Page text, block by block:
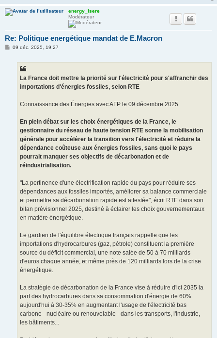
energy_isere
Modérateur
Re: Politique energétique mandat de E.Macron
M09 déc. 2025, 19:27
La France doit mettre la priorité sur l'électricité pour s'affranchir des
importations d'énergies fossiles, selon RTE
Connaissance des Énergies avec AFP le 09 décembre 2025
En plein débat sur les choix énergétiques de la France, le
gestionnaire du réseau de haute tension RTE sonne la mobilisation
générale pour accélérer la transition vers l'électricité et réduire la
dépendance coûteuse aux énergies fossiles, sans quoi le pays
pourrait manquer ses objectifs de décarbonation et de
réindustrialisation.
"La pertinence d'une électrification rapide du pays pour réduire ses
dépendances aux fossiles importés, améliorer sa balance commerciale
et permettre sa décarbonation rapide est attestée", écrit RTE dans son
bilan prévisionnel 2025, destiné à éclairer les choix gouvernementaux
en matière énergétique.
Le gardien de l'équilibre électrique français rappelle que les
importations d'hydrocarbures (gaz, pétrole) constituent la première
source du déficit commercial, une note salée de 50 à 70 milliards
d'euros chaque année, et même près de 120 milliards lors de la crise
énergétique.
La stratégie de décarbonation de la France vise à réduire d'ici 2035 la
part des hydrocarbures dans sa consommation d'énergie de 60%
aujourd'hui à 30-35% en augmentant l'usage de l'électricité bas
carbone - nucléaire ou renouvelable - dans les transports, l'industrie,
les bâtiments...